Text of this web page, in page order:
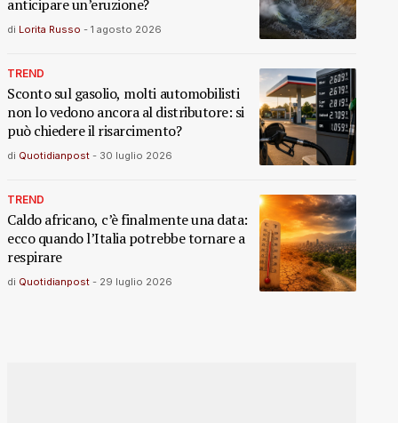
anticipare un’eruzione?
di Lorita Russo - 1 agosto 2026
TREND
Sconto sul gasolio, molti automobilisti
non lo vedono ancora al distributore: si
può chiedere il risarcimento?
di Quotidianpost - 30 luglio 2026
TREND
Caldo africano, c’è finalmente una data:
ecco quando l’Italia potrebbe tornare a
respirare
di Quotidianpost - 29 luglio 2026